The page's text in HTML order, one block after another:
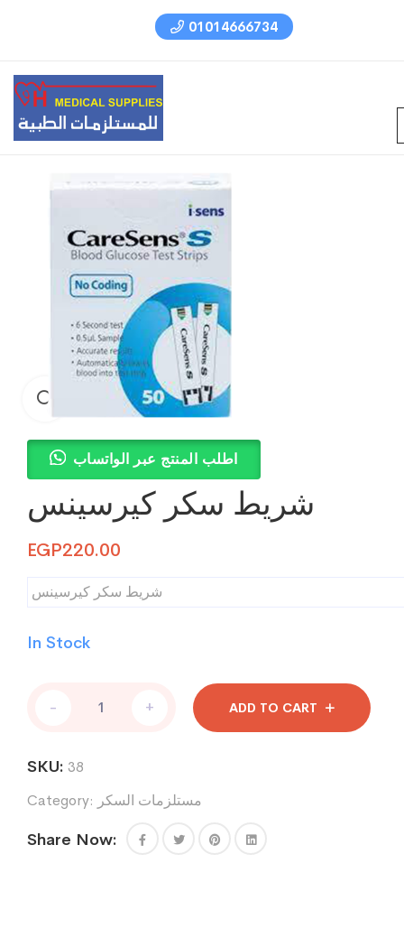
01014666734
اطلب المنتج عبر الواتساب
شريط سكر كيرسينس
EGP220.00
شريط سكر كيرسينس
In Stock
سكر- + ADD TO CART
SKU: 38
Category: مستلزمات السكر
Share Now: